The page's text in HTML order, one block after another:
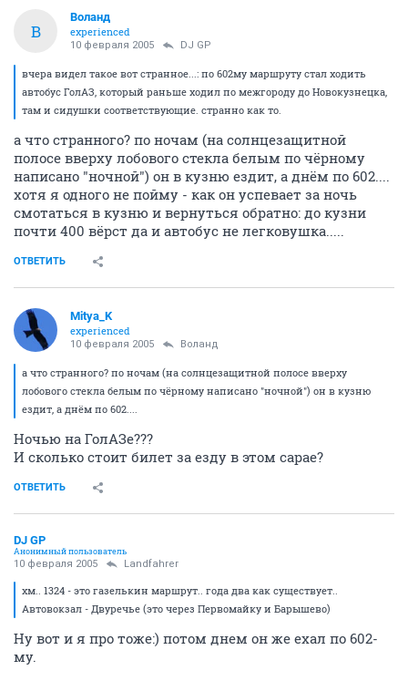
В
Воланд
experienced
10 февраля 2005 DJ GP
вчера видел такое вот странное...: по 602му маршруту стал ходить
автобус ГолАЗ, который раньше ходил по межгороду до Новокузнецка,
там и сидушки соответствующие. странно как то.
а что странного? по ночам (на солнцезащитной
полосе вверху лобового стекла белым по чёрному
написано "ночной") он в кузню ездит, а днём по 602....
хотя я одного не пойму - как он успевает за ночь
смотаться в кузню и вернуться обратно: до кузни
почти 400 вёрст да и автобус не легковушка.....
ОТВЕТИТЬ
Mitya_K
experienced
10 февраля 2005 Воланд
а что странного? по ночам (на солнцезащитной полосе вверху
лобового стекла белым по чёрному написано "ночной") он в кузню
ездит, а днём по 602....
Ночью на ГолАЗе???
И сколько стоит билет за езду в этом сарае?
ОТВЕТИТЬ
DJ GP
Анонимный пользователь
10 февраля 2005 Landfahrer
хм.. 1324 - это газелькин маршрут.. года два как существует..
Автовокзал - Двуречье (это через Первомайку и Барышево)
Ну вот и я про тоже:) потом днем он же ехал по 602-
му.